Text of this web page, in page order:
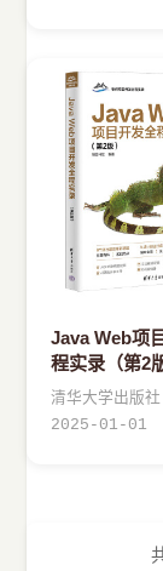
Java Web项
程实录（第2
清华大学出版社
2025-01-01